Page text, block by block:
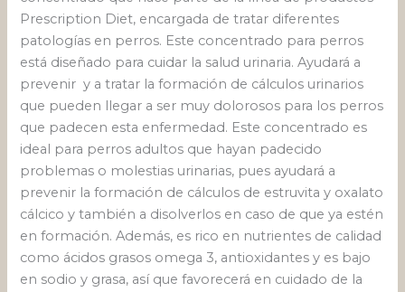
Prescription Diet, encargada de tratar diferentes
patologías en perros. Este concentrado para perros
está diseñado para cuidar la salud urinaria. Ayudará a
prevenir y a tratar la formación de cálculos urinarios
que pueden llegar a ser muy dolorosos para los perros
que padecen esta enfermedad. Este concentrado es
ideal para perros adultos que hayan padecido
problemas o molestias urinarias, pues ayudará a
prevenir la formación de cálculos de estruvita y oxalato
cálcico y también a disolverlos en caso de que ya estén
en formación. Además, es rico en nutrientes de calidad
como ácidos grasos omega 3, antioxidantes y es bajo
en sodio y grasa, así que favorecerá en cuidado de la